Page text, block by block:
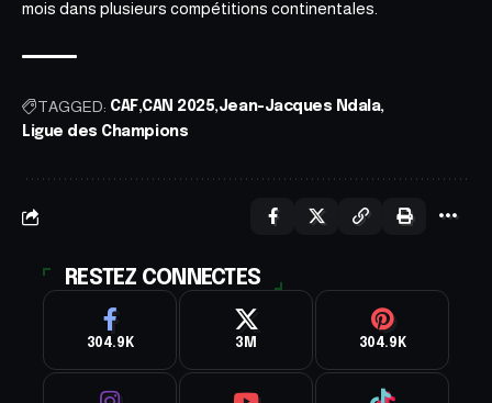
mois dans plusieurs compétitions continentales.
TAGGED: CAF CAN 2025 Jean-Jacques Ndala
Ligue des Champions
RESTEZ CONNECTES
304.9K 3M 304.9K